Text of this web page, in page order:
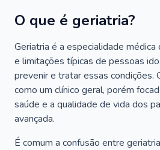
O que é geriatria?
Geriatria é a especialidade
e limitações típicas de pessoas
prevenir e tratar essas condições.
como um clínico geral, porém
saúde e a qualidade de vida dos
avançada.
É comum a confusão entre